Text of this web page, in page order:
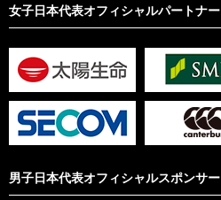
女子日本代表オフィシャルパートナー
男子日本代表オフィシャルスポンサー